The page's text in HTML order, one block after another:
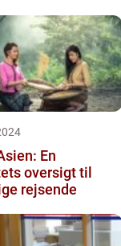
En
oversigt til
rejsende